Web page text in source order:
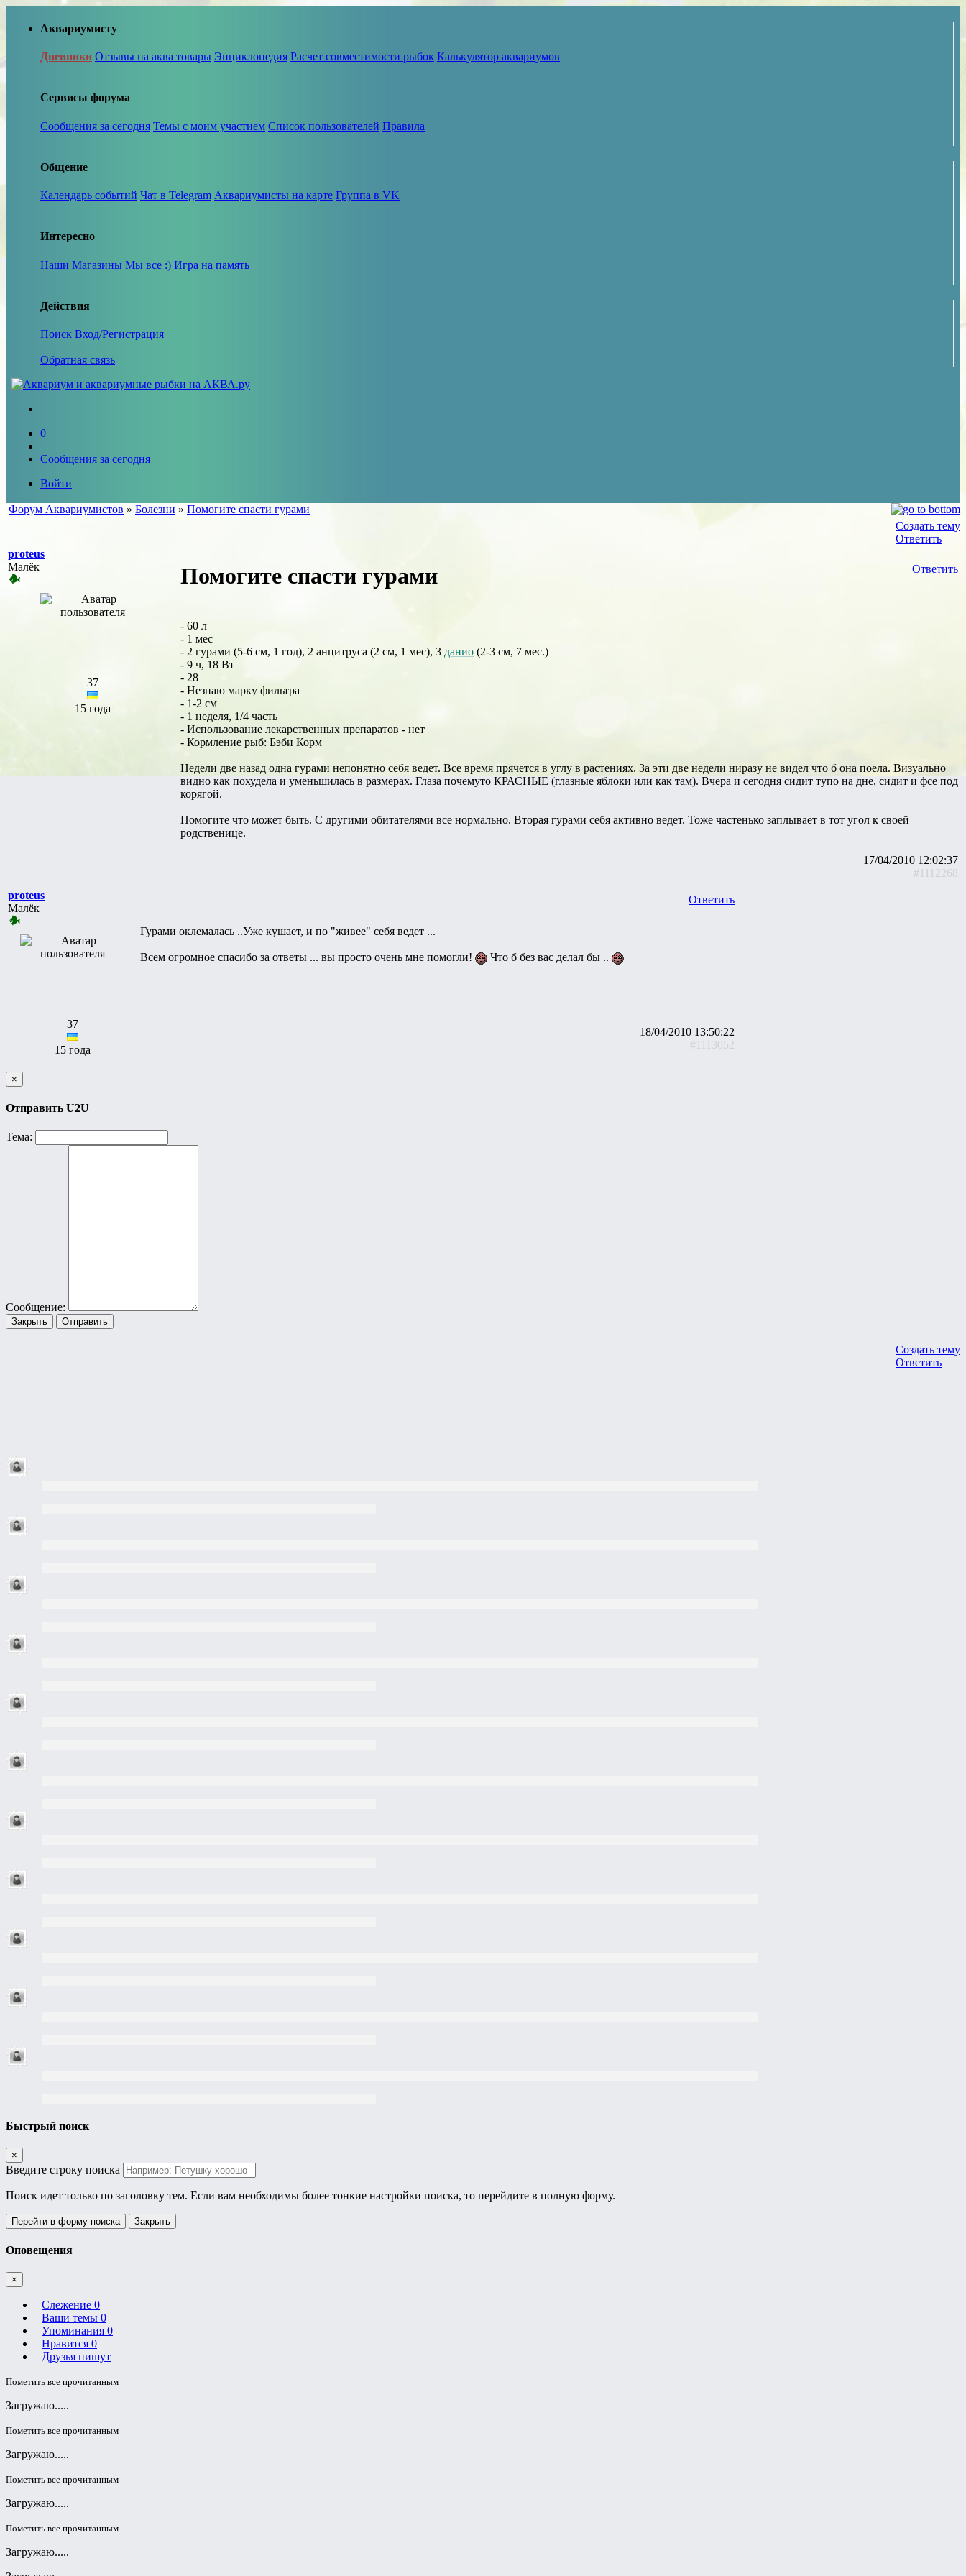
Аквариумисту
Дневники Отзывы на аква товары Энциклопедия Расчет совместимости рыбок Калькулятор аквариумов
Сервисы форума
Сообщения за сегодня Темы с моим участием Список пользователей Правила
Общение
Календарь событий Чат в Telegram Аквариумисты на карте Группа в VK
Интересно
Наши Магазины Мы все :) Игра на память
Действия
Поиск Вход/Регистрация
Обратная связь
0
Сообщения за сегодня
Войти
Форум Аквариумистов » Болезни » Помогите спасти гурами
Создать тему
Ответить
proteus
Малёк
37
15 года
Ответить
Помогите спасти гурами
- 60 л
- 1 мес
- 2 гурами (5-6 см, 1 год), 2 анцитруса (2 см, 1 мес), 3 данио (2-3 см, 7 мес.)
- 9 ч, 18 Вт
- 28
- Незнаю марку фильтра
- 1-2 см
- 1 неделя, 1/4 часть
- Использование лекарственных препаратов - нет
- Кормление рыб: Бэби Корм
Недели две назад одна гурами непонятно себя ведет. Все время прячется в углу в растениях. За эти две недели ниразу не видел что б она поела. Визуально
видно как похудела и уменьшилась в размерах. Глаза почемуто КРАСНЫЕ (глазные яблоки или как там). Вчера и сегодня сидит тупо на дне, сидит и фсе под
корягой.
Помогите что может быть. С другими обитателями все нормально. Вторая гурами себя активно ведет. Тоже частенько заплывает в тот угол к своей
родственице.
17/04/2010 12:02:37
#1112268
proteus
Малёк
37
15 года
Ответить
Гурами оклемалась ..Уже кушает, и по "живее" себя ведет ...
Всем огромное спасибо за ответы ... вы просто очень мне помогли! Что б без вас делал бы ..
18/04/2010 13:50:22
#1113052
×
Отправить U2U
Тема:
Сообщение:
Закрыть Отправить
Создать тему
Ответить
Быстрый поиск
×
Введите строку поиска
Поиск идет только по заголовку тем. Если вам необходимы более тонкие настройки поиска, то перейдите в полную форму.
Перейти в форму поиска Закрыть
Оповещения
×
Слежение 0
Ваши темы 0
Упоминания 0
Нравится 0
Друзья пишут
Пометить все прочитанным
Загружаю.....
Пометить все прочитанным
Загружаю.....
Пометить все прочитанным
Загружаю.....
Пометить все прочитанным
Загружаю.....